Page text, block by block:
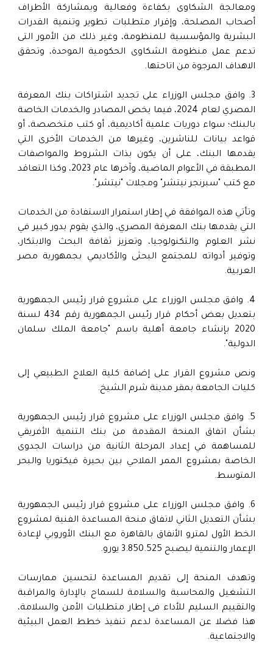
ومعالجة الشكاوى بكفاءة وفعالية وبمشاركة الأطراف
أصحاب المصلحة، وإقرار متطلبات تطوير وتنمية القدرات
البشرية والمؤسسية للمنظومة، وغير ذلك من الأمور التى
تدعم عمل منظومة الشكاوى الحكومية الموحدة، وتحقق
الاهداف المرجوة من اتاحتها.
3. وافق مجلس الوزراء على تجديد اشتراكات بنك المعرفة
المصري لعام 2024، فيما يخص المصادر والخدمات الخاصة
بالبنك؛ سواء دوريات علمية أكاديمية، أو كتب متخصصة، أو
قواعد بيانات للناشرين، وغيرها من الخدمات الأخرى التي
يقدمها البنك، على أن يكون بذات الشروط والمواصفات
المطبقة في الأعوام الماضية، وآخرها عام 2023، وكذا التعاقد
مع كتب "سبرنجر نيتشر" ومجلات "نيتشر".
وتأتي هذه الموافقة في إطار استمرار الاستفادة من الخدمات
التي يقدمها بنك المعرفة المصري، والذي يقوم بدور كبير في
نشر العلوم والتكنولوجيا، وتعزيز ثقافة البحث والابتكار،
وتوفير أدواته للمجتمع البحثى والأكاديمي بجمهورية مصر
العربية.
4. وافق مجلس الوزراء على مشروع قرار رئيس الجمهورية
بتعديل بعض أحكام قرار رئيس الجمهورية رقم 434 لسنة
2020 بإنشاء جامعة أهلية باسم "جامعة الملك سلمان
الدولية".
ونص مشروع القرار على إضافة كلية العلاج الطبيعي إلى
كليات الجامعة بمقر مدينة شرم الشيخ.
5. وافق مجلس الوزراء على مشروع قرار رئيس الجمهورية
بشأن اتفاق المنحة المقدمة من بنك التنمية الأفريقي
للمساهمة في إعداد المرحلة الثانية من دراسات الجدوى
الخاصة بمشروع الممر الملاحي بين بحيرة فيكتوريا والبحر
المتوسط.
6. وافق مجلس الوزراء على مشروع قرار رئيس الجمهورية
بشأن التعديل الثاني لاتفاق منحة المساعدة الفنية لمشروع
الخط الأول لمترو الأنفاق بالقاهرة مع البنك الأوروبي لإعادة
الإعمار والتنمية ليصبح 3.850.525 يورو.
وتهدف المنحة إلى تقديم المساعدة لتحسين ممارسات
التشغيل والمحاسبة والسلامة للسماح بالإدارة والمراقبة
والتقييم السليم للأداء فى إطار متطلبات الأمن والسلامة،
هذا فضلا عن المساعدة لدعم تنفيذ خطط العمل البيئية
والاجتماعية.